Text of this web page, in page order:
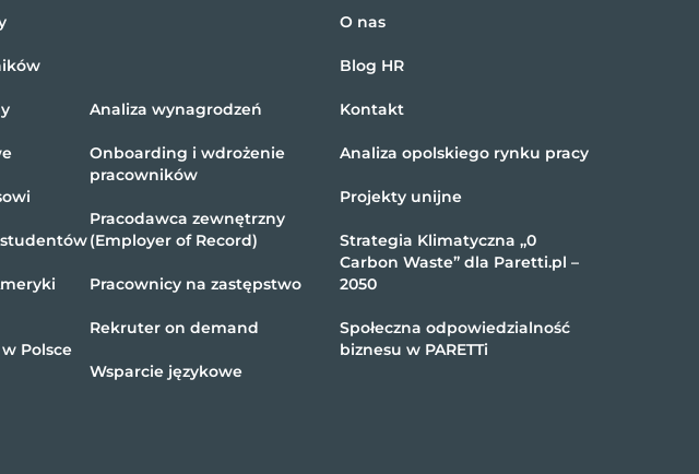
Polsce
Analiza wynagrodzeń
Onboarding i wdrożenie
pracowników
Pracodawca zewnętrzny
(Employer of Record)
Pracownicy na zastępstwo
Rekruter on demand
Wsparcie językowe
O nas
Blog HR
Kontakt
Analiza opolskiego rynku pracy
Projekty unijne
Strategia Klimatyczna „0
Carbon Waste” dla Paretti.pl –
2050
Społeczna odpowiedzialność
biznesu w PARETTi